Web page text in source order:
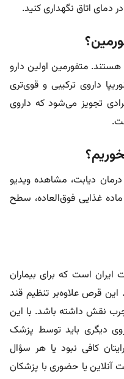
دمای اتاق نگهداری کنید.
هستند. متفورمین اولین دارو
نوع ۲ است. سینوریپا داروی ترکیبی و قوی‌تری
تجویز می‌شود که داروی
دیابت، مشاهده ویدیو
زیر نیز به شما کمک می‌کند که با 4 ماده غذایی فوق‌العاده، سطح
است که برای بیماران
تجویز می‌شود. این قرص علاوه‌بر تنظیم قند
نقش داشته باشد. با این
دیگری باید توسط پزشک
کافی نبود یا هر سؤال
آنلاین یا حضوری با پزشکان